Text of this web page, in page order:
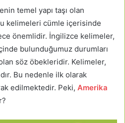
temel yapı taşı olan
kelimeleri cümle içerisinde
önemlidir. İngilizce kelimeler,
bulunduğumuz durumları
söz öbekleridir. Kelimeler,
Bu nedenle ilk olarak
edilmektedir. Peki, Amerika